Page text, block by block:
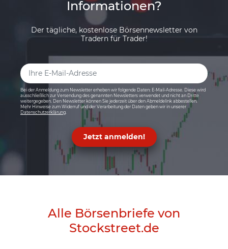
Informationen?
Der tägliche, kostenlose Börsennewsletter von
Tradern für Trader!
Bei der Anmeldung zum Newsletter erheben wir folgende Daten: E-Mail-Adresse. Diese wird
ausschließlich zur Versendung des genannten Newsletters verwendet und nicht an Dritte
weitergegeben. Den Newsletter können Sie jederzeit über den Abmeldelink abbestellen.
Mehr Hinweise zum Widerruf und der Verarbeitung der Daten geben wir in unserer
Datenschutzerklärung.
Jetzt anmelden!
Alle Börsenbriefe von
Stockstreet.de